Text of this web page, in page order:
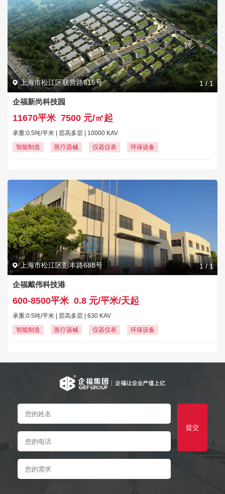
上海市松江区联营路615号 1/ 1
企福新尚科技园
11670平米 7500 元/㎡起
承重:0.5吨/平米 | 层高多层 | 10000 KAV
智能制造
医疗器械 仪器仪表 环保设备
上海市松江区彭丰路688号 1/1
企福戴伟科技港
600-8500平米 0.8 元/平米/天起
承重:0.5吨/平米 | 层高多层 | 630 KAV
智能制造
医疗器械 仪器仪表 环保设备
提交